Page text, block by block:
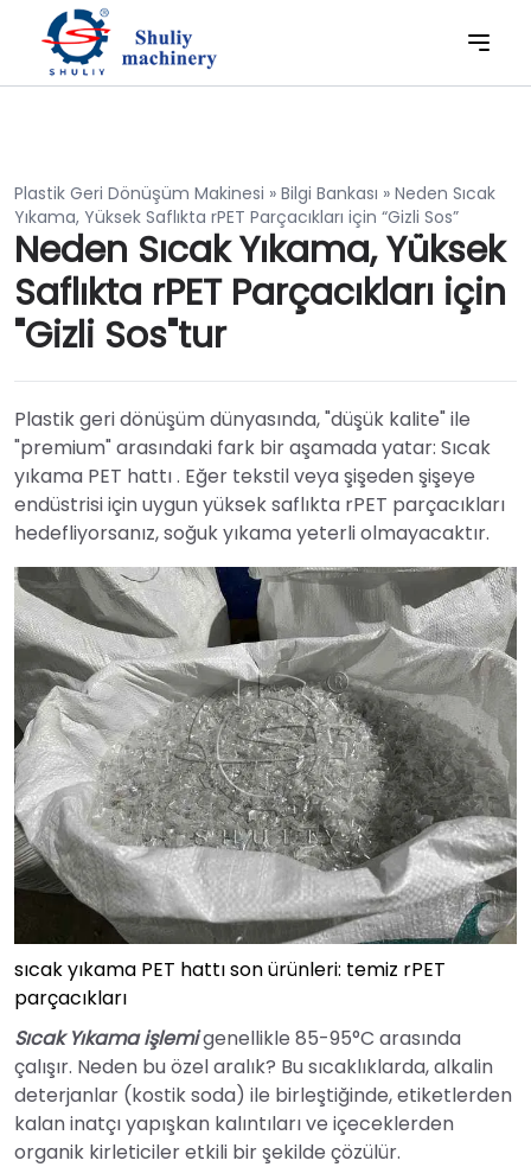
Plastik Geri Dönüşüm Makinesi » Bilgi Bankası » Neden Sıcak
Yıkama, Yüksek Saflıkta rPET Parçacıkları için “Gizli Sos”
Neden Sıcak Yıkama, Yüksek
Saflıkta rPET Parçacıkları için
"Gizli Sos"tur
Plastik geri dönüşüm dünyasında, "düşük kalite" ile
"premium" arasındaki fark bir aşamada yatar: Sıcak
yıkama PET hattı . Eğer tekstil veya şişeden şişeye
endüstrisi için uygun yüksek saflıkta rPET parçacıkları
hedefliyorsanız, soğuk yıkama yeterli olmayacaktır.
sıcak yıkama PET hattı son ürünleri: temiz rPET
parçacıkları
Sıcak Yıkamaişlemigenellikle 85-95°C arasında
çalışır. Neden bu özel aralık? Bu sıcaklıklarda, alkalin
deterjanlar (kostik soda) ile birleştiğinde, etiketlerden
kalan inatçı yapışkan kalıntıları ve içeceklerden
organik kirleticiler etkili bir şekilde çözülür.